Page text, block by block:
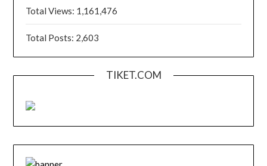
Total Views: 1,161,476
Total Posts: 2,603
TIKET.COM